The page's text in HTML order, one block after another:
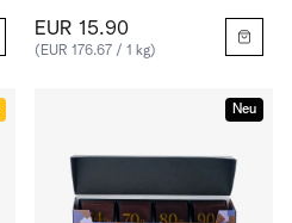
EUR 15.90
(EUR 176.67 / 1 kg)
Neu